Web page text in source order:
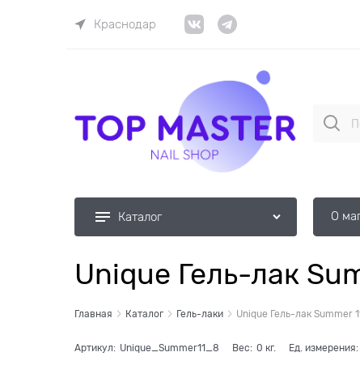
Краснодар
Каталог О
Unique Гель-лак
Главная Каталог Гель-лаки Unique Гель-лак Summer
Артикул: Unique_Summer11_8 Вес: 0 кг. Ед. измерения: